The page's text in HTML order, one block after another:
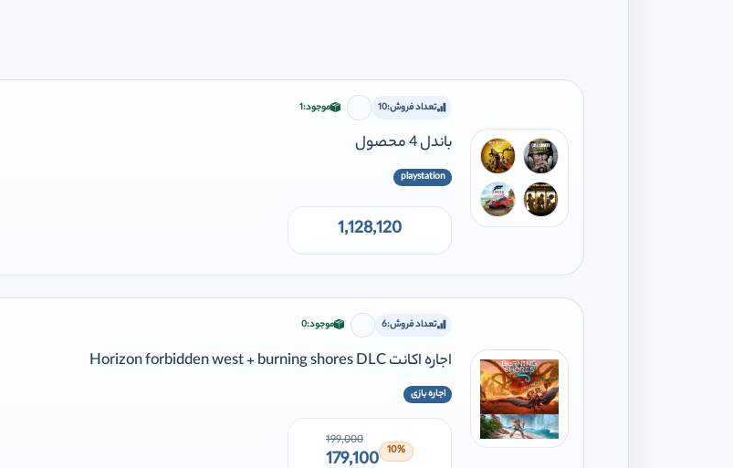
تعداد فروش:10 برای افزودن وارد شوید
موجود:1
باندل 4 محصول
playstation
1,128,120
تعداد فروش:6 برای افزودن وارد شوید
موجود:0
اجاره اکانت Horizon forbidden west + burning shores DLC
اجاره بازی
10%
199,000
179,100